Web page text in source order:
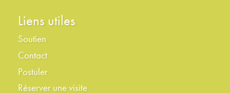
Liens utiles
Soutien
Contact
Postuler
Réserver une visite